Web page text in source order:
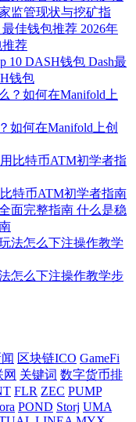
监管现状与挖矿指
2026年
推荐
Dash最
钱包
如何在Manifold上创
特币ATM初学者指南
什么是稳
怎么下注操作教学步
区块链ICO GameFi
网 关键词 数字货币排
FLR ZEC PUMP
POND Storj UMA